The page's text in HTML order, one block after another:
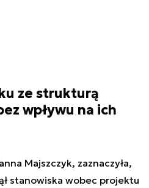
ze strukturą
wpływu na ich
Majszczyk, zaznaczyła,
stanowiska wobec projektu